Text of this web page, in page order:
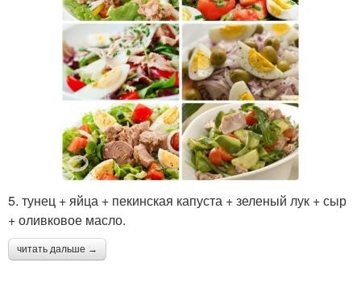
5. тунец + яйца + пекинская капуста + зеленый лук + сыр
+ оливковое масло.
читать дальше →